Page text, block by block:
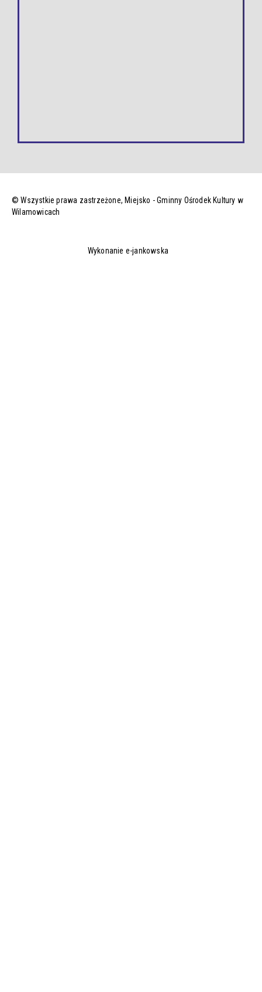
© Wszystkie prawa zastrzeżone, Miejsko - Gminny Ośrodek Kultury w
Wilamowicach
Wykonanie e-jankowska